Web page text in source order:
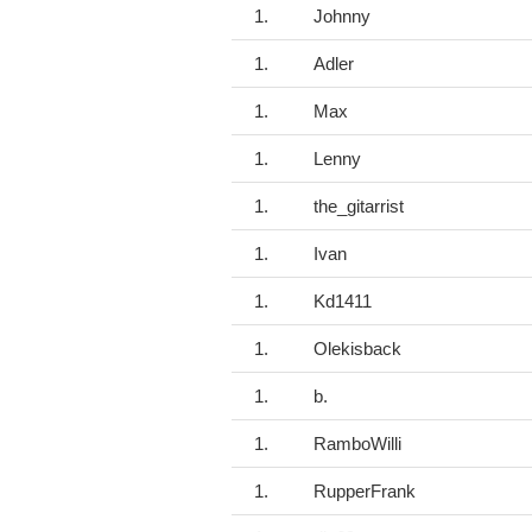
1. Johnny
1. Adler
1. Max
1. Lenny
1. the_gitarrist
1. Ivan
1. Kd1411
1. Olekisback
1. b.
1. RamboWilli
1. RupperFrank